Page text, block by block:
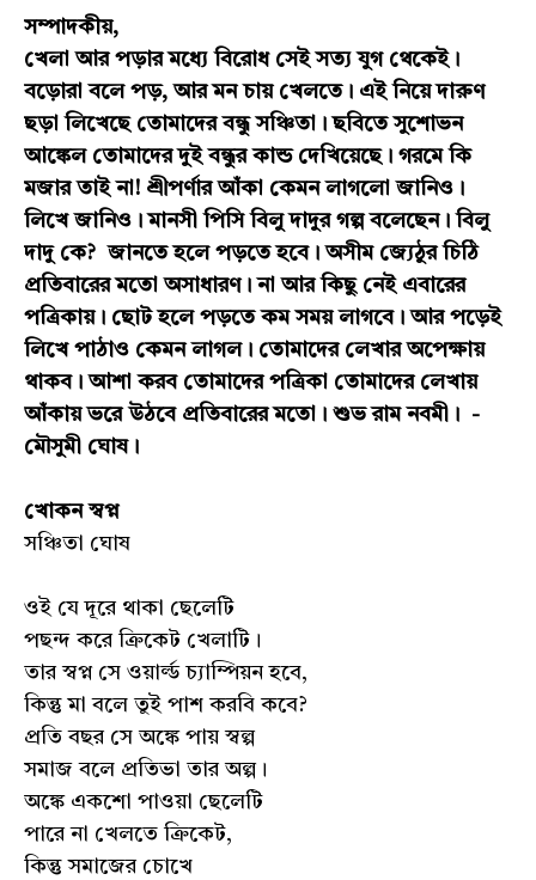
সম্পাদকীয়,
খেলা আর পড়ার মধ্যে বিরোধ সেই সত্য যুগ থেকেই।
বড়োরা বলে পড়, আর মন চায় খেলতে। এই নিয়ে দারুণ
ছড়া লিখেছে তোমাদের বন্ধু সঞ্চিতা। ছবিতে সুশোভন
আঙ্কেল তোমাদের দুই বন্ধুর কান্ড দেখিয়েছে। গরমে কি
মজার তাই না! শ্রীপর্ণার আঁকা কেমন লাগলো জানিও।
লিখে জানিও। মানসী পিসি বিলু দাদুর গল্প বলেছেন। বিলু
দাদু কে? জানতে হলে পড়তে হবে। অসীম জ্যেঠুর চিঠি
প্রতিবারের মতো অসাধারণ। না আর কিছু নেই এবারের
পত্রিকায়। ছোট হলে পড়তে কম সময় লাগবে। আর পড়েই
লিখে পাঠাও কেমন লাগল। তোমাদের লেখার অপেক্ষায়
থাকব। আশা করব তোমাদের পত্রিকা তোমাদের লেখায়
আঁকায় ভরে উঠবে প্রতিবারের মতো। শুভ রাম নবমী। -
মৌসুমী ঘোষ।
খোকন স্বপ্ন
সঞ্চিতা ঘোষ
ওই যে দূরে থাকা ছেলেটি
পছন্দ করে ক্রিকেট খেলাটি।
তার স্বপ্ন সে ওয়ার্ল্ড চ্যাম্পিয়ন হবে,
কিন্তু মা বলে তুই পাশ করবি কবে?
প্রতি বছর সে অঙ্কে পায় স্বল্প
সমাজ বলে প্রতিভা তার অল্প।
অঙ্কে একশো পাওয়া ছেলেটি
পারে না খেলতে ক্রিকেট,
কিন্তু সমাজের চোখে